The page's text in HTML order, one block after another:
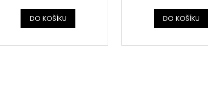
DO KOŠÍKU DO KOŠÍKU